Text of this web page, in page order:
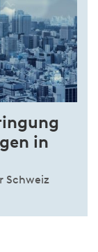
in
Schweiz